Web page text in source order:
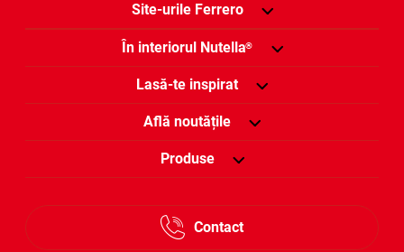
Site-urile Ferrero
În interiorul Nutella®
Lasă-te inspirat
Află noutățile
Produse
Contact